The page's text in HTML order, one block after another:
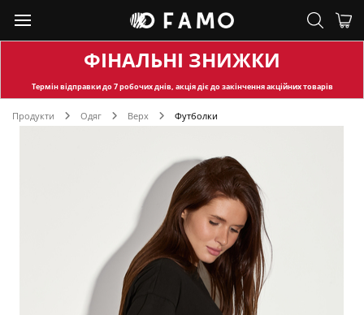
ФІНАЛЬНІ ЗНИЖКИ
Термін відправкидо 7 робочих днів, акція діє до закінчення акційних товарів
Продукти Одяг Верх Футболки